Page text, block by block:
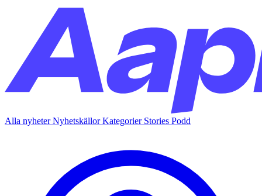
Alla nyheterNyhetskällorKategorier Stories Podd